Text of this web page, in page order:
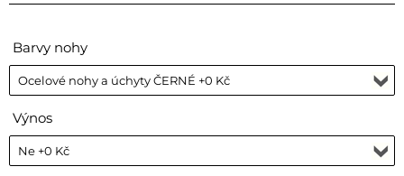
Barvy nohy
Výnos